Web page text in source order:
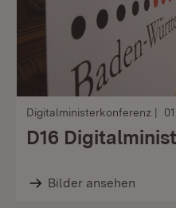
Digitalministerkonferenz
D16
Bilder ansehen